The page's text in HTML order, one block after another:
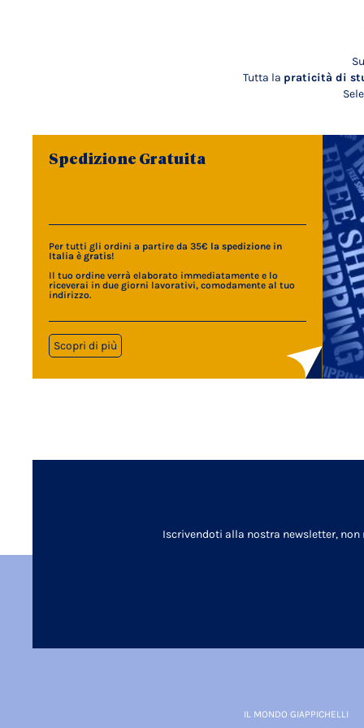
Tutta la praticità di
Spedizione Gratuita
Per tutti gli ordini a partire da 35€ la spedizione in
Italia è gratis!
Il tuo ordine verrà elaborato immediatamente e lo
riceverai in due giorni lavorativi, comodamente al tuo
indirizzo.
Scopri di più
Iscrivendoti alla nostra newsletter,
IL MONDO GIAPPICHELLI